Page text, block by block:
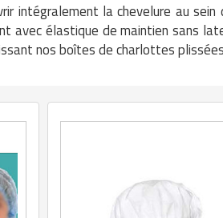
intégralement la chevelure au
avec élastique de maintien sans
nos boîtes de charlottes